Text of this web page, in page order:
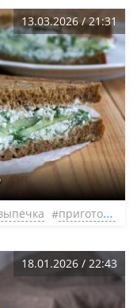
13.03.2026 / 21:31
приготовление
18.01.2026 / 22:43